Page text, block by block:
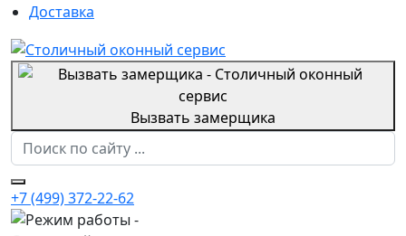
Доставка
Вызвать замерщика
+7 (499) 372-22-62